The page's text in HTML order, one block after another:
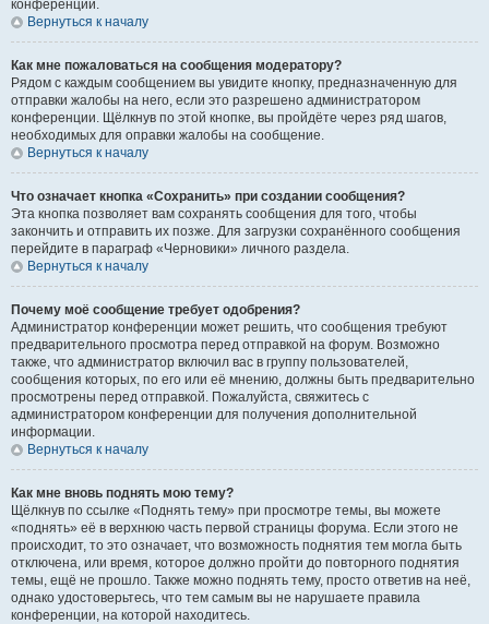
конференции.
Вернуться к началу
Как мне пожаловаться на сообщения модератору?
Рядом с каждым сообщением вы увидите кнопку, предназначенную для
отправки жалобы на него, если это разрешено администратором
конференции. Щёлкнув по этой кнопке, вы пройдёте через ряд шагов,
необходимых для оправки жалобы на сообщение.
Вернуться к началу
Что означает кнопка «Сохранить» при создании сообщения?
Эта кнопка позволяет вам сохранять сообщения для того, чтобы
закончить и отправить их позже. Для загрузки сохранённого сообщения
перейдите в параграф «Черновики» личного раздела.
Вернуться к началу
Почему моё сообщение требует одобрения?
Администратор конференции может решить, что сообщения требуют
предварительного просмотра перед отправкой на форум. Возможно
также, что администратор включил вас в группу пользователей,
сообщения которых, по его или её мнению, должны быть предварительно
просмотрены перед отправкой. Пожалуйста, свяжитесь с
администратором конференции для получения дополнительной
информации.
Вернуться к началу
Как мне вновь поднять мою тему?
Щёлкнув по ссылке «Поднять тему» при просмотре темы, вы можете
«поднять» её в верхнюю часть первой страницы форума. Если этого не
происходит, то это означает, что возможность поднятия тем могла быть
отключена, или время, которое должно пройти до повторного поднятия
темы, ещё не прошло. Также можно поднять тему, просто ответив на неё,
однако удостоверьтесь, что тем самым вы не нарушаете правила
конференции, на которой находитесь.